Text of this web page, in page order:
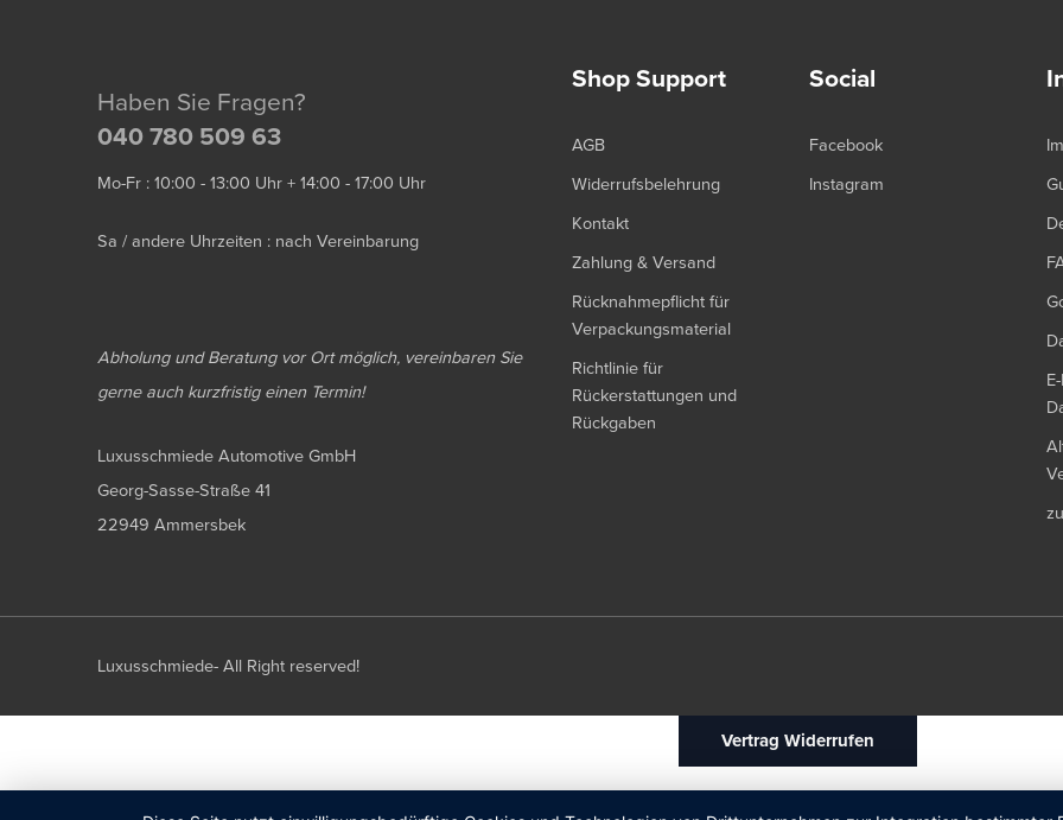
Haben Sie Fragen?
040 780 509 63
Mo-Fr : 10:00 - 13:00 Uhr + 14:00 - 17:00 Uhr
Sa / andere Uhrzeiten : nach Vereinbarung
Abholung und Beratung vor Ort möglich, vereinbaren Sie
gerne auch kurzfristig einen Termin!
Luxusschmiede Automotive GmbH
Georg-Sasse-Straße 41
22949 Ammersbek
Shop Support
AGB
Widerrufsbelehrung
Kontakt
Zahlung & Versand
Rücknahmepflicht für
Verpackungsmaterial
Richtlinie für
Rückerstattungen und
Rückgaben
Social
Facebook
Instagram
Luxusschmiede- All Right reserved!
Vertrag Widerrufen